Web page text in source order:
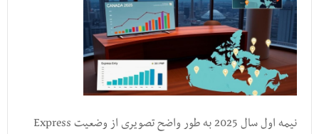
نیمه اول سال 2025 به طور واضح تصویری از وضعیت Express